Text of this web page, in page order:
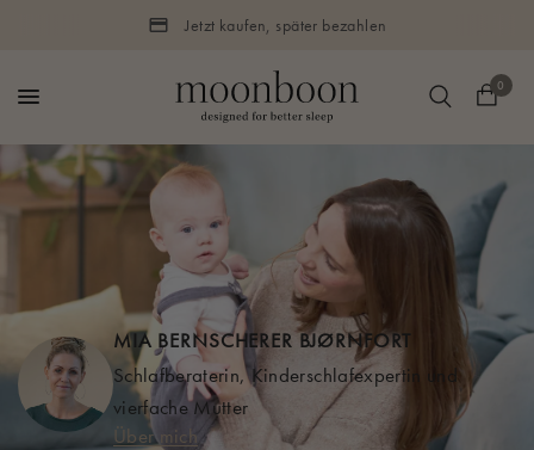
Jetzt kaufen, später bezahlen
0
MIA BERNSCHERER BJØRNFORT
Schlafberaterin, Kinderschlafexpertin und
vierfache Mutter
Über mich